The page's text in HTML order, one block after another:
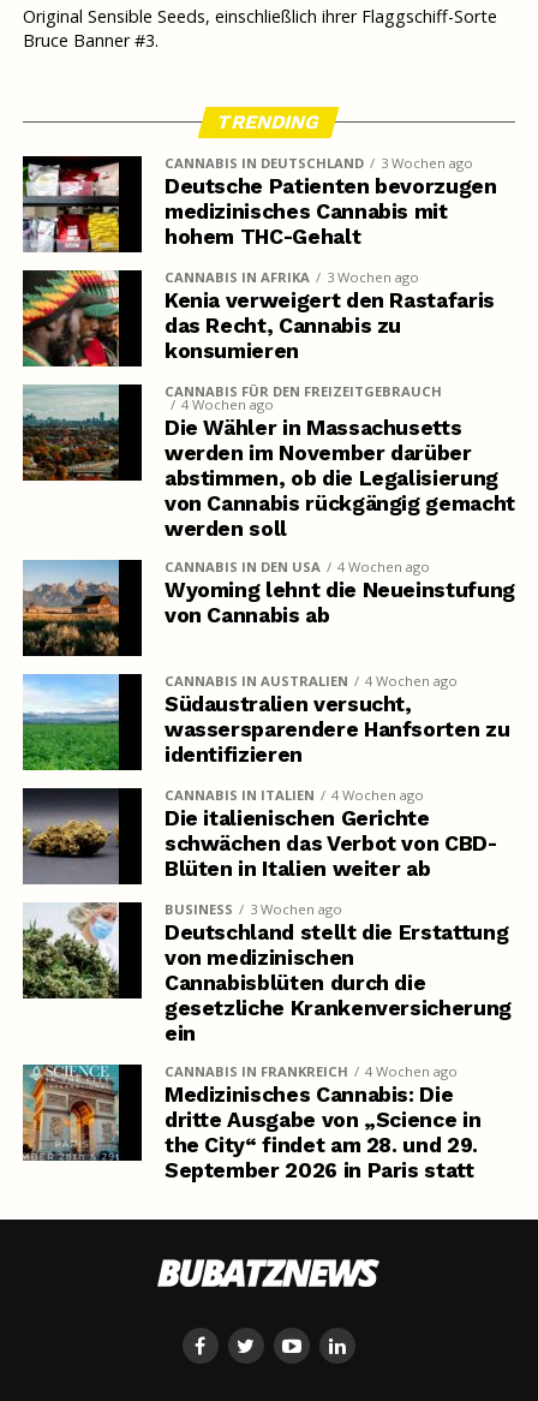
Original Sensible Seeds, einschließlich ihrer Flaggschiff-Sorte
Bruce Banner #3.
TRENDING
CANNABIS IN DEUTSCHLAND 3 Wochen ago
Deutsche Patienten bevorzugen
medizinisches Cannabis mit
hohem THC-Gehalt
CANNABIS IN AFRIKA 3 Wochen ago
Kenia verweigert den Rastafaris
das Recht, Cannabis zu
konsumieren
CANNABIS FÜR DEN FREIZEITGEBRAUCH
4 Wochen ago
Die Wähler in Massachusetts
werden im November darüber
abstimmen, ob die Legalisierung
von Cannabis rückgängig gemacht
werden soll
CANNABIS IN DEN USA 4 Wochen ago
Wyoming lehnt die Neueinstufung
von Cannabis ab
CANNABIS IN AUSTRALIEN 4 Wochen ago
Südaustralien versucht,
wassersparendere Hanfsorten zu
identifizieren
CANNABIS IN ITALIEN 4 Wochen ago
Die italienischen Gerichte
schwächen das Verbot von CBD-
Blüten in Italien weiter ab
BUSINESS 3 Wochen ago
Deutschland stellt die Erstattung
von medizinischen
Cannabisblüten durch die
gesetzliche Krankenversicherung
ein
CANNABIS IN FRANKREICH 4 Wochen ago
Medizinisches Cannabis: Die
dritte Ausgabe von „Science in
the City“ findet am 28. und 29.
September 2026 in Paris statt